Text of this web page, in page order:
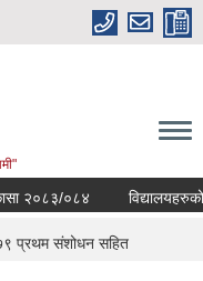
२०८३/०८४ विद्यालयहरुको
प्रथम संशोधन सहित